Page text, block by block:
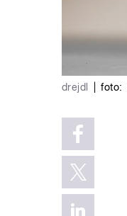
drejdl foto: